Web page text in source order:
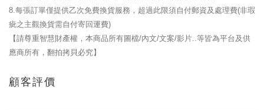
8.每張訂單僅提供乙次免費換貨服務，超過此限須自付郵資及處理費(非瑕
疵之主觀換貨需自付寄回運費)
【請尊重智慧財產權，本商品所有圖檔/內文/文案/影片..等皆為平台及供
應商所有，翻拍拷貝必究】
顧客評價